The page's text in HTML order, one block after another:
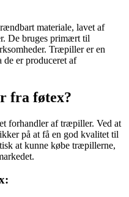
materiale, lavet af
De bruges primært til
Træpiller er en
er produceret af
fra føtex?
forhandler af træpiller. Ved at
på at få en god kvalitet til
at kunne købe træpillerne,